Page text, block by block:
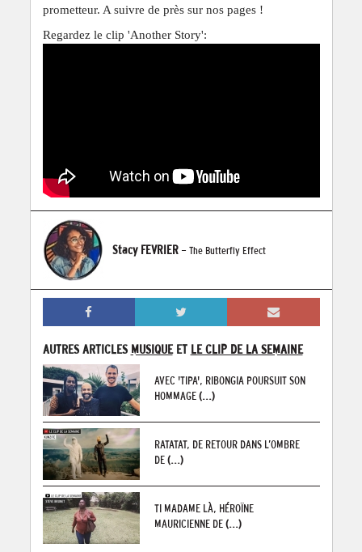
prometteur. A suivre de près sur nos pages !
Regardez le clip 'Another Story':
Stacy FEVRIER - The Butterfly Effect
AUTRES ARTICLES MUSIQUEET LE CLIP DE LA SEMAINE
AVEC 'TIPA', RIBONGIA POURSUIT SON
HOMMAGE(...)
RATATAT, DE RETOUR DANS L’OMBRE
DE(...)
TI MADAME LÀ, HÉROÏNE
MAURICIENNE DE(...)